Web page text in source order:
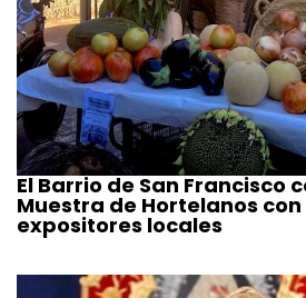
El Barrio de San Francisco
Muestra de Hortelanos con
expositores locales